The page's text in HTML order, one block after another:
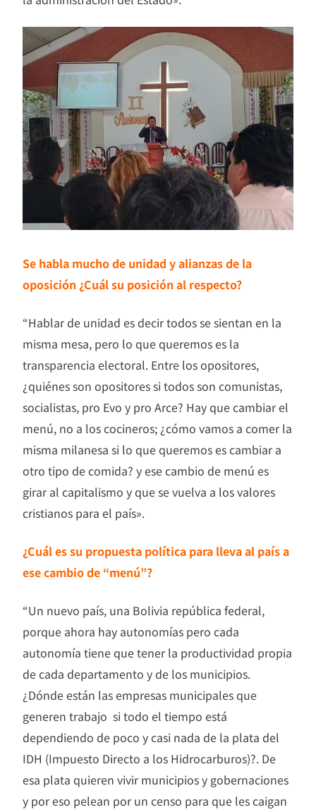
Se habla mucho de unidad y alianzas de la
oposición ¿Cuál su posición al respecto?
“Hablar de unidad es decir todos se sientan en la
misma mesa, pero lo que queremos es la
transparencia electoral. Entre los opositores,
¿quiénes son opositores si todos son comunistas,
socialistas, pro Evo y pro Arce? Hay que cambiar el
menú, no a los cocineros; ¿cómo vamos a comer la
misma milanesa si lo que queremos es cambiar a
otro tipo de comida? y ese cambio de menú es
girar al capitalismo y que se vuelva a los valores
cristianos para el país».
¿Cuál es su propuesta política para lleva al país a
ese cambio de “menú”?
“Un nuevo país, una Bolivia república federal,
porque ahora hay autonomías pero cada
autonomía tiene que tener la productividad propia
de cada departamento y de los municipios.
¿Dónde están las empresas municipales que
generen trabajo si todo el tiempo está
dependiendo de poco y casi nada de la plata del
IDH (Impuesto Directo a los Hidrocarburos)?. De
esa plata quieren vivir municipios y gobernaciones
y por eso pelean por un censo para que les caigan